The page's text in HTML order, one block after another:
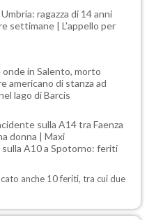
ragazza di 14 anni
settimane | L'appello per
onde in Salento, morto
americano di stanza ad
lago di Barcis
sulla A14 tra Faenza
donna | Maxi
A10 a Spotorno: feriti
anche 10 feriti, tra cui due